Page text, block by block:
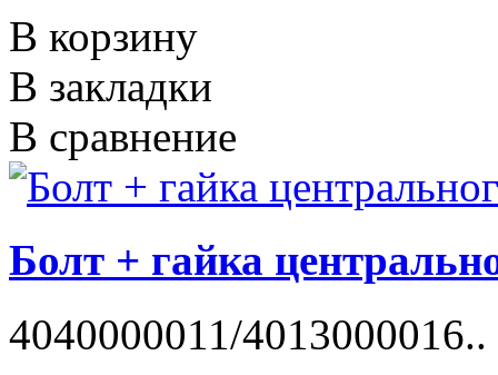
В корзину
В закладки
В сравнение
Болт + гайка
4040000011/4013000016..